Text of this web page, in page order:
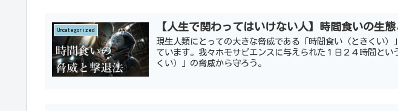
Uncategorized 【人生で関わってはいけない人】時間食いの生
現生人類にとっての大きな脅威である「時間食い（ときくい）
ています。我々ホモサピエンスに与えられた１日２４時間とい
くい）」の脅威から守ろう。